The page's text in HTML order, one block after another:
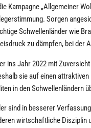
Kampagne „Allgemeiner
Sorgen
Schwellenländer wie
zu dämpfen, bei der
ins Jahr 2022 mit
sie auf einen
in den Schwellenländern
sind in besserer
wirtschaftliche